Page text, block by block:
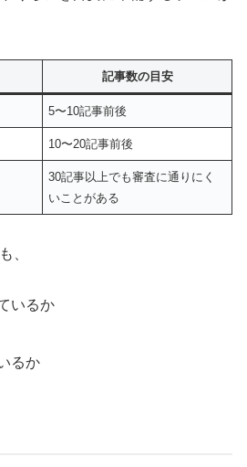
記事数の目安
5〜10記事前後
10〜20記事前後
30記事以上でも審査に通りにく
いことがある
、
いるか
るか